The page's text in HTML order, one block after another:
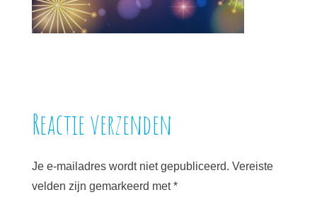
Reactie verzenden
Je e-mailadres wordt niet gepubliceerd. Vereiste
velden zijn gemarkeerd met*